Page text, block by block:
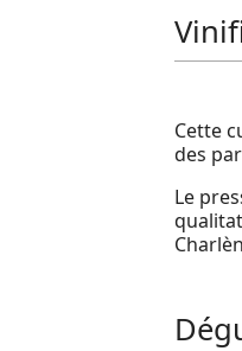
Cette
des
Le